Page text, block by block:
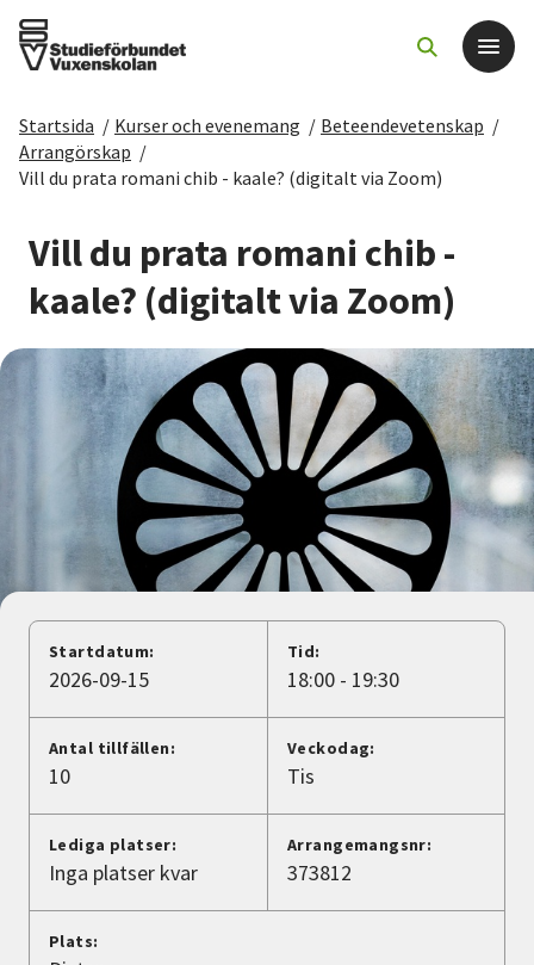
Det här gör vi
Sök kurser och evenemang
Om SV
Starta studiecirkel
Cirkelledare
Nyheter
Lyssna
Startsida / Kurser och evenemang / Beteendevetenskap /
Arrangörskap /
Vill du prata romani chib - kaale? (digitalt via Zoom)
Vill du prata romani chib -
kaale? (digitalt via Zoom)
Startdatum:
2026-09-15
Tid:
18:00 - 19:30
Antal tillfällen:
10
Veckodag:
Tis
Lediga platser:
Inga platser kvar
Arrangemangsnr:
373812
Plats: